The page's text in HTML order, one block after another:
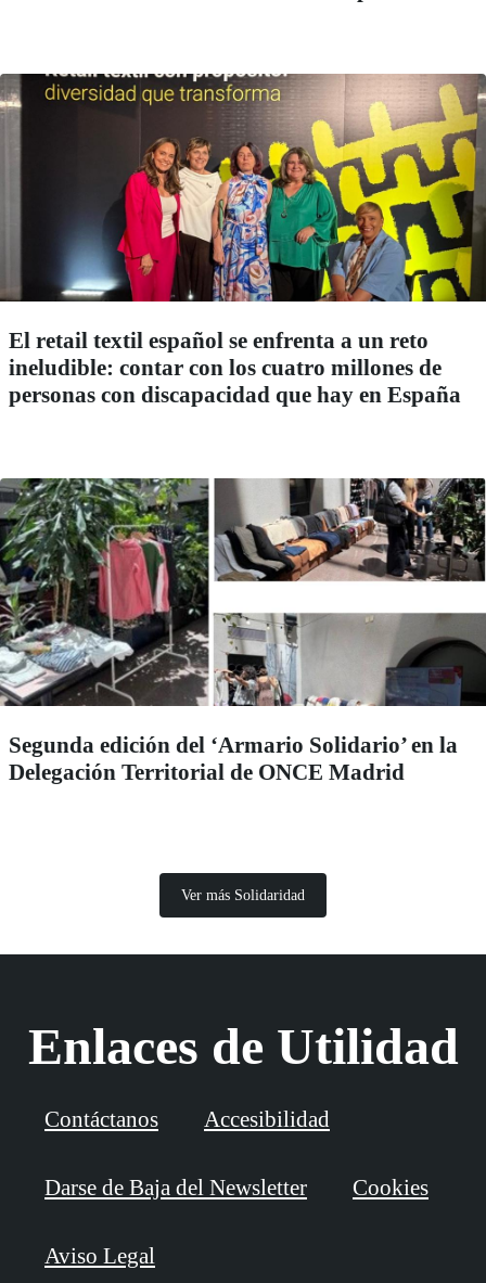
El retail textil español se enfrenta a un reto
ineludible: contar con los cuatro millones de
personas con discapacidad que hay en España
Segunda edición del ‘Armario Solidario’ en la
Delegación Territorial de ONCE Madrid
Ver más Solidaridad
Enlaces de Utilidad
Contáctanos Accesibilidad
Darse de Baja del Newsletter Cookies
Aviso Legal